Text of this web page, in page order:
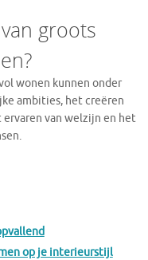
groots
wonen kunnen onder
ambities, het creëren
van welzijn en het
op je interieurstijl